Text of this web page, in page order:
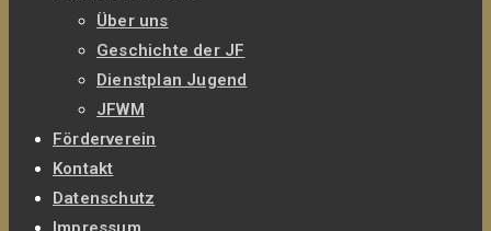
Über uns
Geschichte der JF
Dienstplan Jugend
JFWM
Förderverein
Kontakt
Datenschutz